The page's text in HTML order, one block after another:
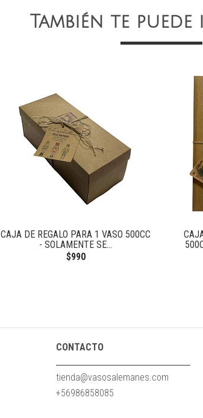
También te
CAJA DE REGALO PARA 1 VASO 500CC
- SOLAMENTE SE...
$990
CONTACTO
tienda@vasosalemanes.com
+56986858085